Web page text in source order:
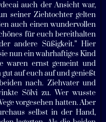
auch der Ansicht war,
seiner Ziehtochter gelten
auch einen wundervollen
für euch bereithalten
andere Süßigkeit.” Hier
nun ein wahrhaftiges Kind
waren ernst gemeint und
gut auf euch auf und genießt
nach. Ziehvater und
Sölvi zu. Wer wusste
vorgesehen hatten. Aber
selbst in der Hand,